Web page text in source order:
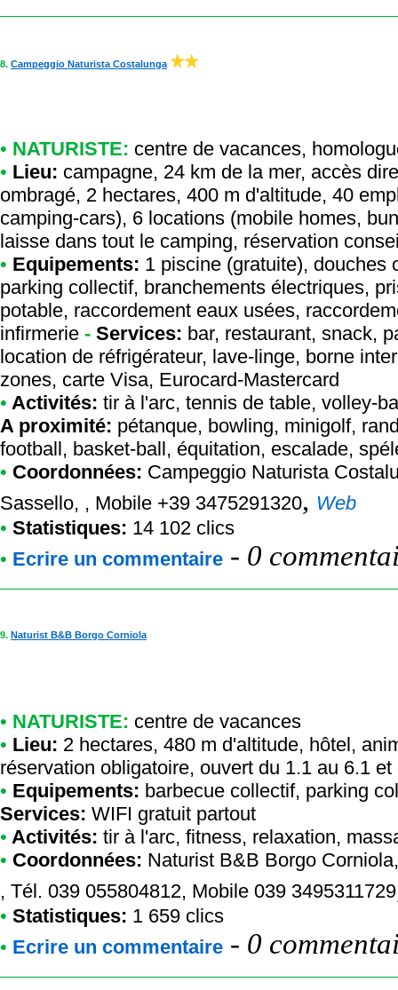
8. Campeggio Naturista Costalunga
• NATURISTE: centre de vacances,
• Lieu: campagne, 24 km de la mer, accès
ombragé, 2 hectares, 400 m d'altitude, 40
camping-cars), 6 locations (mobile homes,
laisse dans tout le camping, réservation
• Equipements: 1 piscine (gratuite), douches
parking collectif, branchements électriques,
potable, raccordement eaux usées,
infirmerie - Services: bar, restaurant, snack,
location de réfrigérateur, lave-linge, borne
zones, carte Visa, Eurocard-Mastercard
• Activités: tir à l'arc, tennis de table, volley-
A proximité: pétanque, bowling, minigolf,
football, basket-ball, équitation, escalade,
• Coordonnées: Campeggio Naturista
Sassello, , Mobile +39 3475291320, Web
• Statistiques: 14 102 clics
• Ecrire un commentaire - 0
9. Naturist B&B Borgo Corniola
• NATURISTE: centre de vacances
• Lieu: 2 hectares, 480 m d'altitude, hôtel,
réservation obligatoire, ouvert du 1.1 au 6.1
• Equipements: barbecue collectif, parking
Services: WIFI gratuit partout
• Activités: tir à l'arc, fitness, relaxation,
• Coordonnées: Naturist B&B Borgo Corniola
, Tél. 039 055804812, Mobile 039 3495311729
• Statistiques: 1 659 clics
• Ecrire un commentaire - 0